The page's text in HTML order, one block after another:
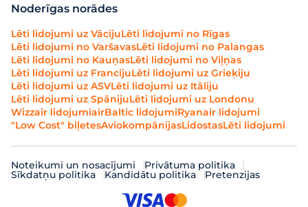
Noderīgas norādes
Lēti lidojumi uz VācijuLēti lidojumi no Rīgas
Lēti lidojumi no VaršavasLēti lidojumi no Palangas
Lēti lidojumi no KauņasLēti lidojumi no Viļņas
Lēti lidojumi uz FrancijuLēti lidojumi uz Grieķiju
Lēti lidojumi uz ASVLēti lidojumi uz Itāliju
Lēti lidojumi uz SpānijuLēti lidojumi uz Londonu
Wizzair lidojumiairBaltic lidojumiRyanair lidojumi
"Low Cost" biļetesAviokompānijasLidostasLēti lidojumi
Noteikumi un nosacījumi Privātuma politika
Sīkdatņu politika Kandidātu politika Pretenzijas